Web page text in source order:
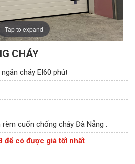
Tap to expand
CHÁY
cháy EI60 phút
cuốn chống cháy Đà Nẵng .
để có được giá tốt nhất